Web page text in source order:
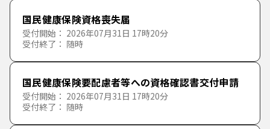
国民健康保険資格喪失届
受付開始： 2026年07月31日 17時20分
受付終了： 随時
国民健康保険要配慮者等への資格確認書交付申請
受付開始： 2026年07月31日 17時20分
受付終了： 随時